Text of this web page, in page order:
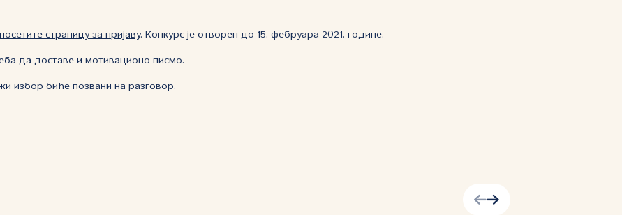
посетите страницу за пријаву. Конкурс је отворен до 15. фебруара 2021. године.
да доставе и мотивационо писмо.
избор биће позвани на разговор.